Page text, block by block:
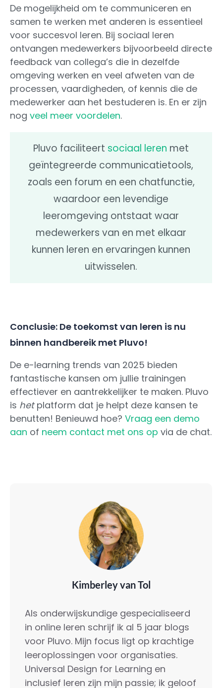
De mogelijkheid om te communiceren en
samen te werken met anderen is essentieel
voor succesvol leren. Bij sociaal leren
ontvangen medewerkers bijvoorbeeld directe
feedback van collega’s die in dezelfde
omgeving werken en veel afweten van de
processen, vaardigheden, of kennis die de
medewerker aan het bestuderen is. En er zijn
nog veel meer voordelen.
Pluvo faciliteert sociaal leren met
geïntegreerde communicatietools,
zoals een forum en een chatfunctie,
waardoor een levendige
leeromgeving ontstaat waar
medewerkers van en met elkaar
kunnen leren en ervaringen kunnen
uitwisselen.
Conclusie: De toekomst van leren is nu
binnen handbereik met Pluvo!
De e-learning trends van 2025 bieden
fantastische kansen om jullie trainingen
effectiever en aantrekkelijker te maken. Pluvo
is hetplatform dat je helpt deze kansen te
benutten! Benieuwd hoe? Vraag een demo
aan of neem contact met ons op via de chat.
Kimberley van Tol
Als onderwijskundige gespecialiseerd
in online leren schrijf ik al 5 jaar blogs
voor Pluvo. Mijn focus ligt op krachtige
leeroplossingen voor organisaties.
Universal Design for Learning en
inclusief leren zijn mijn passie; ik geloof